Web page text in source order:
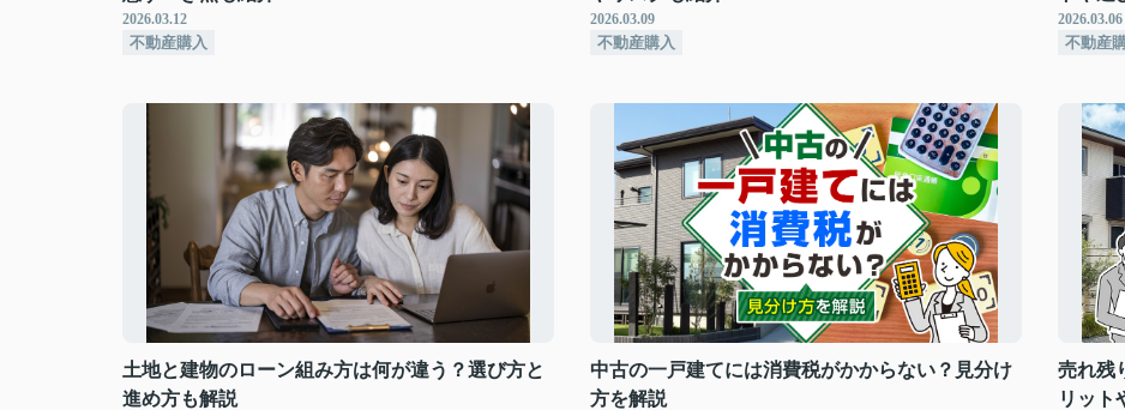
2026.03.12
不動産購入
2026.03.09
不動産購入
2026.03.06
不動産
土地と建物のローン組み方は何が違う？選び方と
進め方も解説
中古の一戸建てには消費税がかからない？見分け
方を解説
売れ残
リット